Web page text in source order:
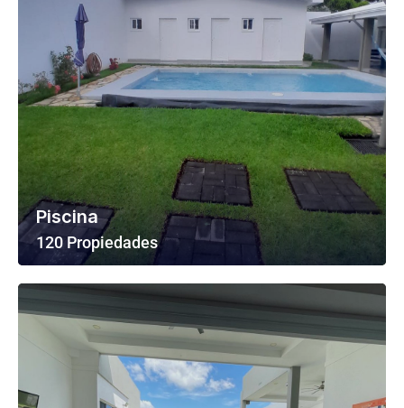
Piscina
120 Propiedades
Ver Todas Las Propiedades